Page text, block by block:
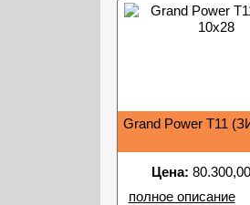
Grand Power T11
Цена:
полное описание